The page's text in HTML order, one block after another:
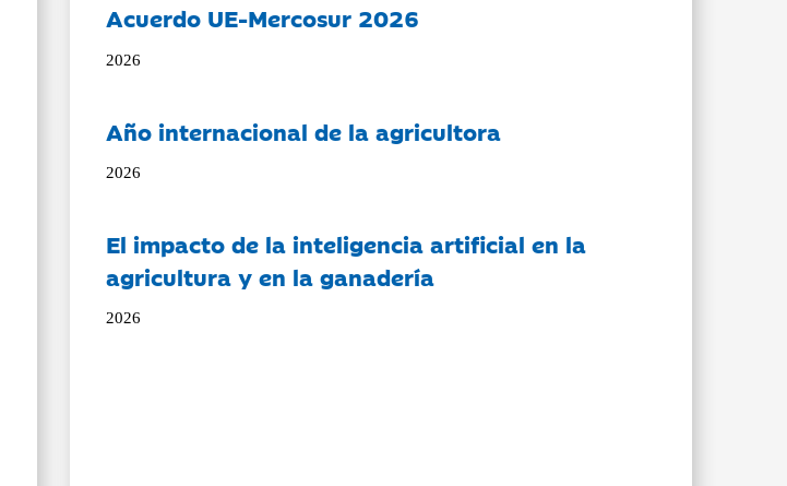
Acuerdo UE-Mercosur 2026
2026
Año internacional de la agricultora
2026
El impacto de la inteligencia artificial en la
agricultura y en la ganadería
2026